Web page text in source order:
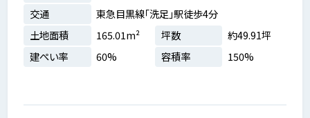
交通
東急目黒線「洗足」駅徒歩4分
土地面積
165.01m² 坪数
約49.91坪
建ぺい率
60% 容積率 150%